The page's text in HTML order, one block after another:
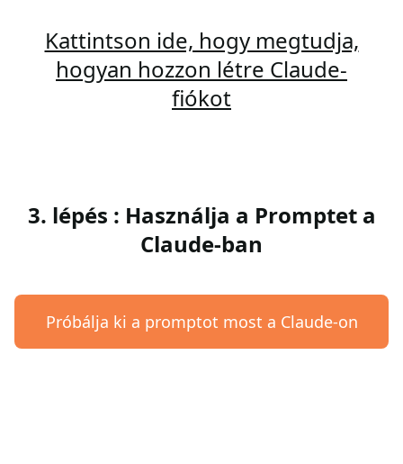
Kattintson ide, hogy megtudja,
hogyan hozzon létre Claude-
fiókot
3. lépés : Használja a Promptet a
Claude-ban
Próbálja ki a promptot most a Claude-on